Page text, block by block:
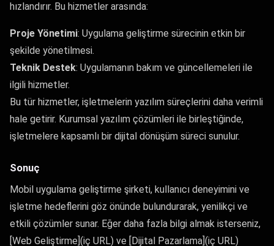
hızlandırır. Bu hizmetler arasında:
Proje Yönetimi: Uygulama geliştirme sürecinin etkin bir
şekilde yönetilmesi.
Teknik Destek: Uygulamanın bakım ve güncellemeleri ile
ilgili hizmetler.
Bu tür hizmetler, işletmelerin yazılım süreçlerini daha verimli
hale getirir. Kurumsal yazılım çözümleri ile birleştiğinde,
işletmelere kapsamlı bir dijital dönüşüm süreci sunulur.
Sonuç
Mobil uygulama geliştirme şirketi, kullanıcı deneyimini ve
işletme hedeflerini göz önünde bulundurarak, yenilikçi ve
etkili çözümler sunar. Eğer daha fazla bilgi almak isterseniz,
[Web Geliştirme](iç URL) ve [Dijital Pazarlama](iç URL)